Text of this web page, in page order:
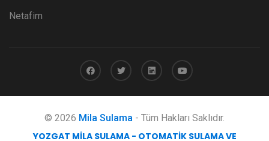
Netafim
© 2026 Mila Sulama - Tüm Hakları Saklıdır.
YOZGAT MILA SULAMA - OTOMATIK SULAMA VE